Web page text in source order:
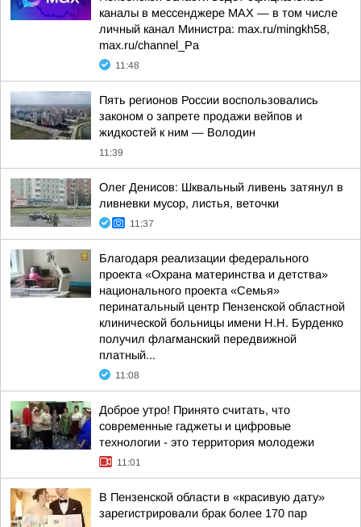
каналы в мессенджере МАХ — в том числе
личный канал Министра: max.ru/mingkh58,
max.ru/channel_Pa
11:48
Пять регионов России воспользовались
законом о запрете продажи вейпов и
жидкостей к ним — Володин
11:39
Олег Денисов: Шквальный ливень затянул в
ливневки мусор, листья, веточки
11:37
Благодаря реализации федерального
проекта «Охрана материнства и детства»
национального проекта «Семья»
перинатальный центр Пензенской областной
клинической больницы имени Н.Н. Бурденко
получил флагманский передвижной
платный...
11:08
Доброе утро! Принято считать, что
современные гаджеты и цифровые
технологии - это территория молодежи
11:01
В Пензенской области в «красивую дату»
зарегистрировали брак более 170 пар